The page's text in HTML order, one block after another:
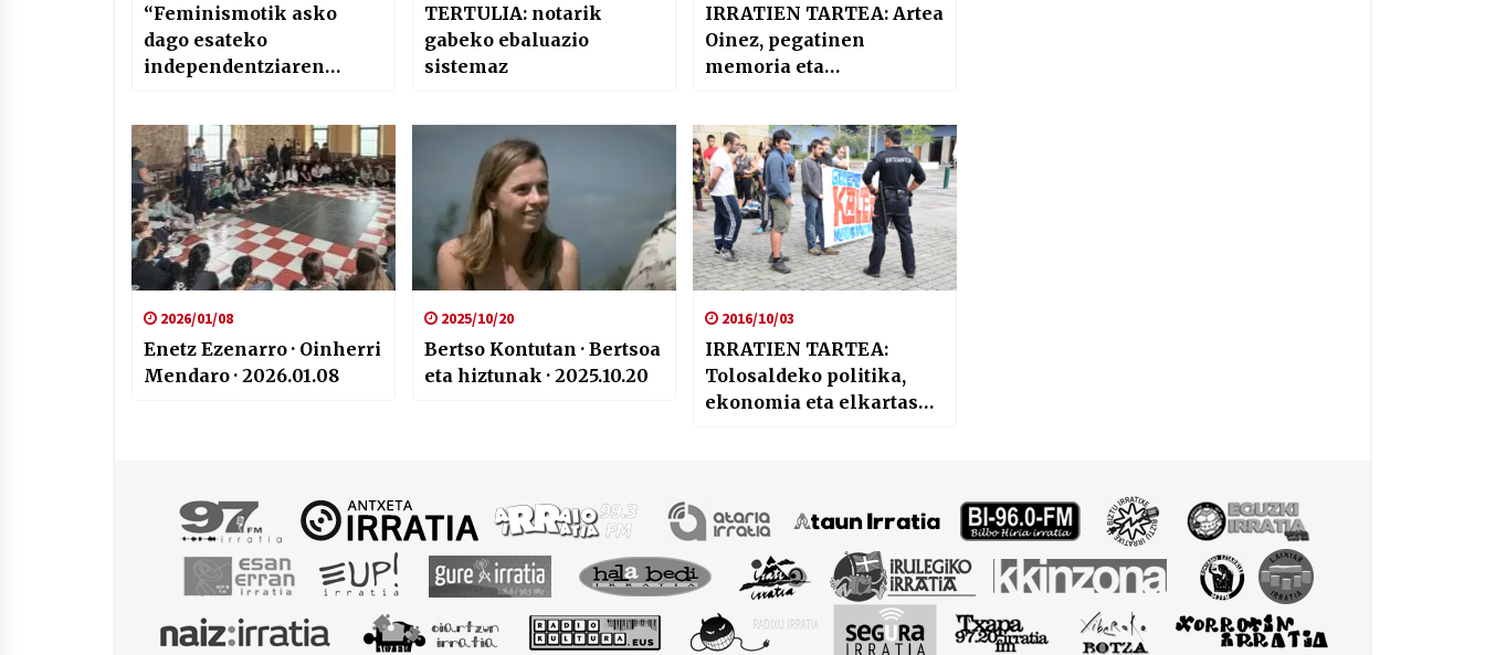
“Feminismotik asko
dago esateko
independentziaren
TERTULIA: notarik
gabeko ebaluazio
sistemaz
IRRATIEN TARTEA: Artea
Oinez, pegatinen
memoria eta
2026/01/08
Enetz Ezenarro · Oinherri
Mendaro · 2026.01.08
2025/10/20
Bertso Kontutan · Bertsoa
eta hiztunak · 2025.10.20
2016/10/03
IRRATIEN TARTEA:
Tolosaldeko politika,
ekonomia eta elkartasun